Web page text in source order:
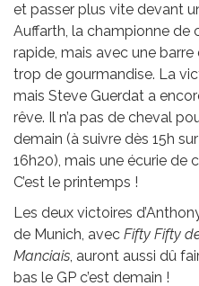
et passer plus vite devant
Auffarth, la championne de
rapide, mais avec une
trop de gourmandise. La
mais Steve Guerdat a
rêve. Il n’a pas de cheval
demain (à suivre dès 15h
16h20), mais une écurie de
C’est le printemps !
Les deux victoires
de Munich, avec Fifty Fifty
Manciais, auront aussi dû
bas le GP c’est demain !